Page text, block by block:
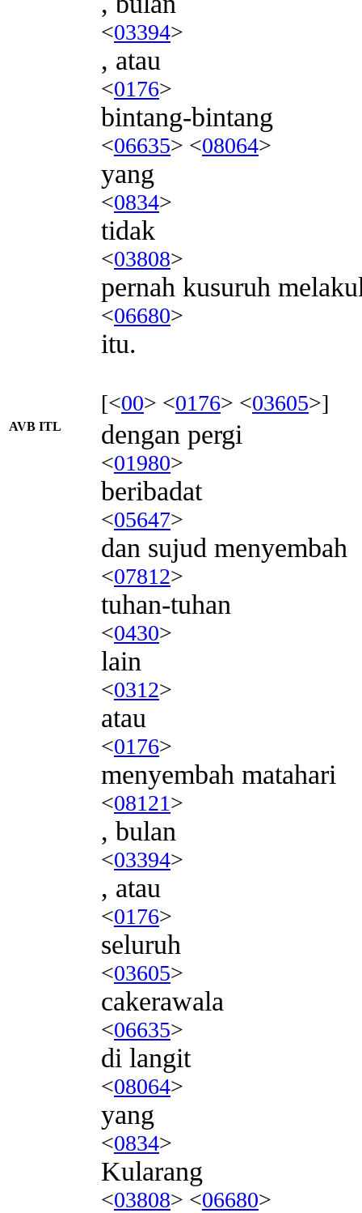
<03394>
, atau
<0176>
bintang-bintang
<06635> <08064>
yang
<0834>
tidak
<03808>
pernah kusuruh
<06680>
itu.
[<00> <0176> <03605>]
AVB ITL dengan pergi
<01980>
beribadat
<05647>
dan sujud menyembah
<07812>
tuhan-tuhan
<0430>
lain
<0312>
atau
<0176>
menyembah matahari
<08121>
, bulan
<03394>
, atau
<0176>
seluruh
<03605>
cakerawala
<06635>
di langit
<08064>
yang
<0834>
Kularang
<03808> <06680>